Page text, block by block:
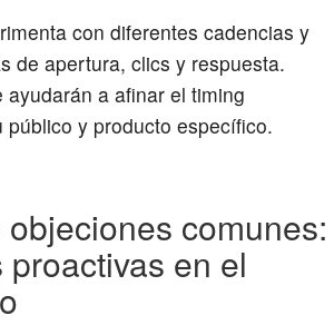
con diferentes cadencias y
de apertura, clics y respuesta.
ayudarán a afinar el timing
público y producto específico.
comunes:
en el